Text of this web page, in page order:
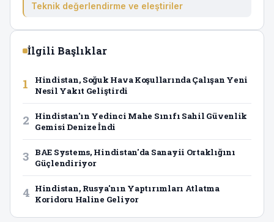
Teknik değerlendirme ve eleştiriler
İlgili Başlıklar
1
Hindistan, Soğuk Hava Koşullarında Çalışan Yeni
Nesil Yakıt Geliştirdi
2
Hindistan'ın Yedinci Mahe Sınıfı Sahil Güvenlik
Gemisi Denize İndi
3
BAE Systems, Hindistan'da Sanayii Ortaklığını
Güçlendiriyor
4 Hindistan, Rusya'nın Yaptırımları Atlatma
Koridoru Haline Geliyor